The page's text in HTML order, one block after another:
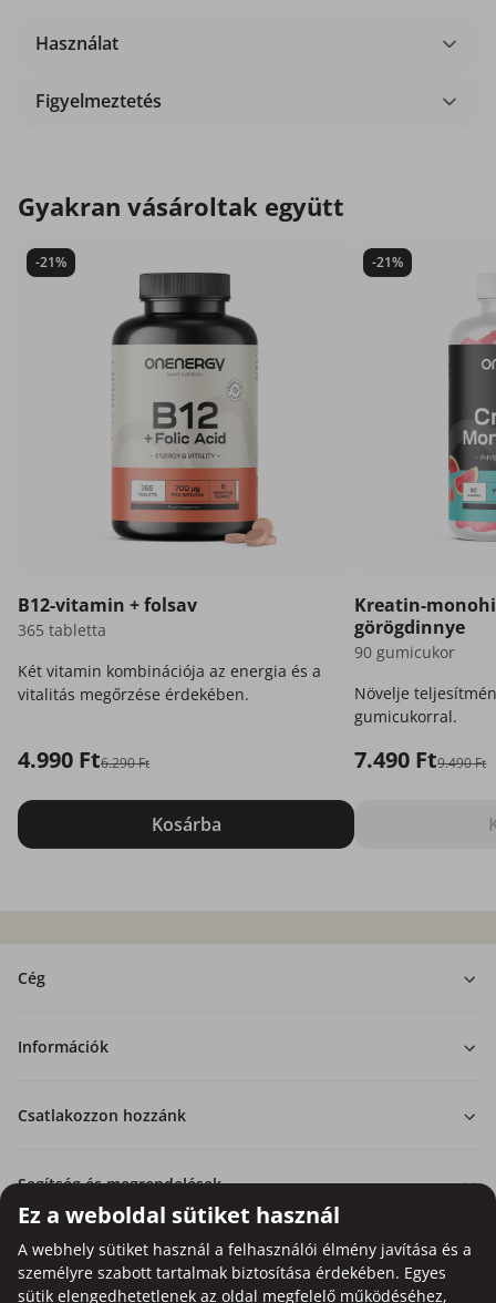
Ez a weboldal sütiket használ
A webhely sütiket használ a felhasználói élmény javítása és a
személyre szabott tartalmak biztosítása érdekében. Egyes
sütik elengedhetetlenek az oldal megfelelő működéséhez,
Használat
Figyelmeztetés
Gyakran vásároltak együtt
-21%
B12-vitamin + folsav
365 tabletta
Két vitamin kombinációja az energia és a
vitalitás megőrzése érdekében.
4.990 Ft6.290 Ft
Kosárba
-21%
Kreatin-
görögdinnye
90 gumicukor
Növelje
gumicukorral.
7.490 Ft9.490 Ft
Cég
Információk
Csatlakozzon hozzánk
Segítség és megrendelések
Bankkártyás fizetési lehetőség.